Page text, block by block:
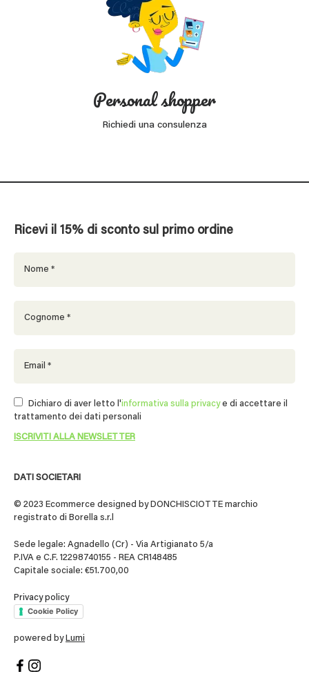
Personal shopper
Richiedi una consulenza
DATI SOCIETARI
© 2023 Ecommerce designed by DONCHISCIOTTE marchio
registrato di Borella s.r.l
Sede legale: Agnadello (Cr) - Via Artigianato 5/a
P.IVA e C.F. 12298740155 - REA CR148485
Capitale sociale: €51.700,00
Privacy policy
Cookie Policy
powered by Lumi
Ricevi il 15% di sconto sul primo ordine
Dichiaro di aver letto l'informativa sulla privacye di accettare il
trattamento dei dati personali